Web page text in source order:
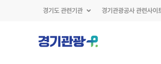
경기도 관련기관 경기관광공사 관련사이